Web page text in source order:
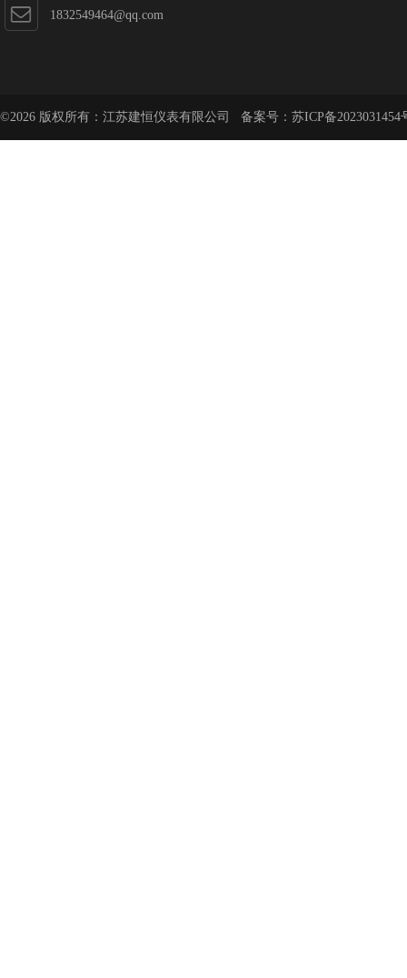
1832549464@qq.com
©2026 版权所有：江苏建恒仪表有限公司 备案号： 苏ICP备2023031454